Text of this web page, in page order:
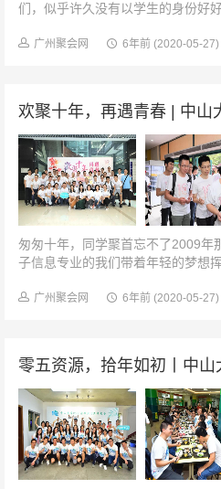
们，似乎许久没有以学生的身份好
到了十多年前课堂上，孜孜不倦...
广州聚会网 6年前 (2020-05-27)
匆匆十年，同学聚首忘不了2009年
子信息专业的我们带着年轻的梦想
饭堂内，饭堂阿姨也许...
广州聚会网 6年前 (2020-05-27)